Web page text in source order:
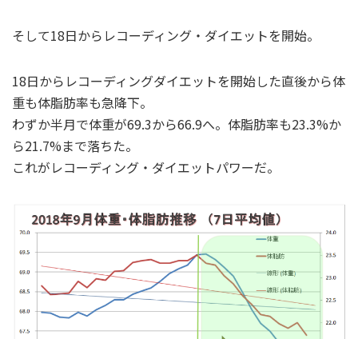
そして18日からレコーディング・ダイエットを開始。
18日からレコーディングダイエットを開始した直後から体
重も体脂肪率も急降下。
わずか半月で体重が69.3から66.9へ。体脂肪率も23.3%か
ら21.7%まで落ちた。
これがレコーディング・ダイエットパワーだ。